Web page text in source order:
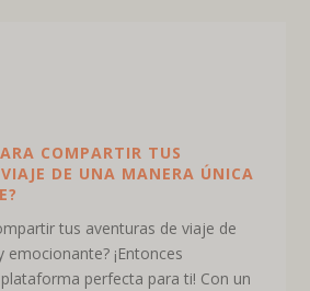
COMPARTIR TUS
DE UNA MANERA ÚNICA
tus aventuras de viaje de
emocionante? ¡Entonces
perfecta para ti! Con un